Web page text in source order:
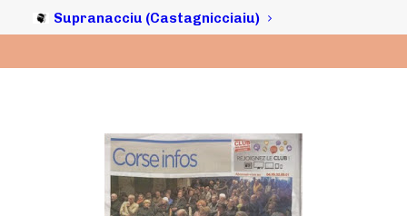
Supranacciu (Castagnicciaiu)